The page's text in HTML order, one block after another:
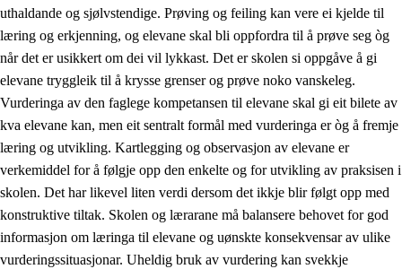
uthaldande og sjølvstendige. Prøving og feiling kan vere ei kjelde til
læring og erkjenning, og elevane skal bli oppfordra til å prøve seg òg
når det er usikkert om dei vil lykkast. Det er skolen si oppgåve å gi
elevane tryggleik til å krysse grenser og prøve noko vanskeleg.
Vurderinga av den faglege kompetansen til elevane skal gi eit bilete av
kva elevane kan, men eit sentralt formål med vurderinga er òg å fremje
læring og utvikling. Kartlegging og observasjon av elevane er
verkemiddel for å følgje opp den enkelte og for utvikling av praksisen i
skolen. Det har likevel liten verdi dersom det ikkje blir følgt opp med
konstruktive tiltak. Skolen og lærarane må balansere behovet for god
informasjon om læringa til elevane og uønskte konsekvensar av ulike
vurderingssituasjonar. Uheldig bruk av vurdering kan svekkje